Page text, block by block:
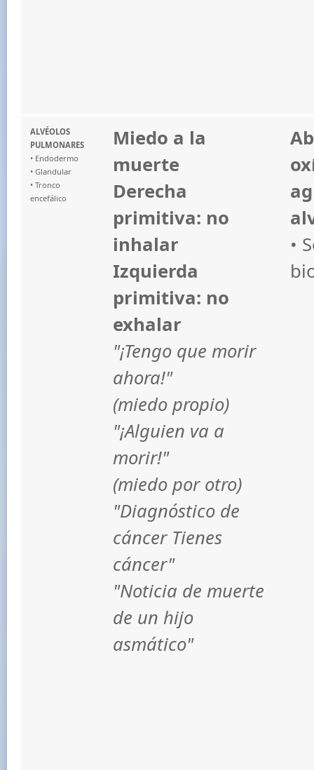
ALVÉOLOS
PULMONARES
• Endodermo
• Glandular
• Tronco
encefálico
Miedo a la
muerte
Derecha
primitiva: no
inhalar
Izquierda
primitiva: no
exhalar
"¡Tengo que morir
ahora!"
(miedo propio)
"¡Alguien va a
morir!"
(miedo por otro)
"Diagnóstico de
cáncer Tienes
cáncer"
"Noticia de muerte
de un hijo
asmático"
•